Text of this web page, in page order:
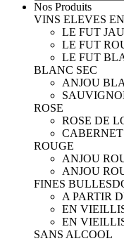
Nos Produits
VINS ELEVES
LE FUT
LE FUT
LE FUT
BLANC SEC
ANJOU
ROSE
ROSE DE
ROUGE
ANJOU
ANJOU
FINES BULLES
A PARTIR
EN
EN
SANS ALCOOL